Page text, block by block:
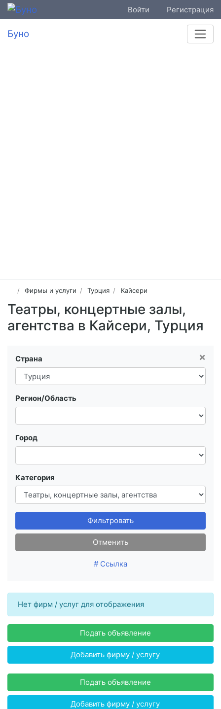
Войти Регистрация
Буно
Фирмы и услуги Турция Кайсери
Театры, концертные залы,
агентства в Кайсери, Турция
×
Страна
Регион/Область
Город
Категория
Фильтровать
Отменить
# Ссылка
Нет фирм / услуг для отображения
Подать объявление
Добавить фирму / услугу
Подать объявление
Добавить фирму / услугу